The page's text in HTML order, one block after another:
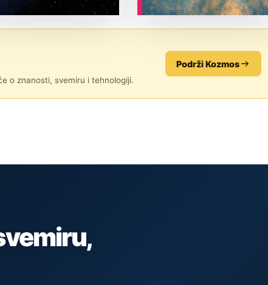
o znanosti, svemiru i tehnologiji.
Podrži Kozmos